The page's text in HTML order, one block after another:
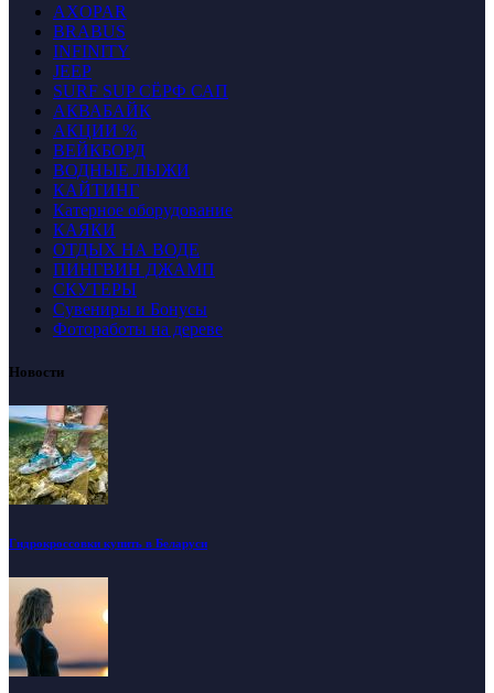
AXOPAR
BRABUS
INFINITY
JEEP
SURF SUP СЁРФ САП
АКВАБАЙК
АКЦИИ %
ВЕЙКБОРД
ВОДНЫЕ ЛЫЖИ
КАЙТИНГ
Катерное оборудование
КАЯКИ
ОТДЫХ НА ВОДЕ
ПИНГВИН ДЖАМП
СКУТЕРЫ
Сувениры и Бонусы
Фотоработы на дереве
Новости
Гидрокроссовки купить в Беларуси